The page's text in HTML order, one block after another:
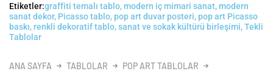
Etiketler:graffiti temalı tablo, modern iç mimari sanat, modern
sanat dekor, Picasso tablo, pop art duvar posteri, pop art Picasso
baskı, renkli dekoratif tablo,sanat ve sokak kültürü birleşimi,Tekli
Tablolar
ANA SAYFA TABLOLAR
POP ART TABLOLAR